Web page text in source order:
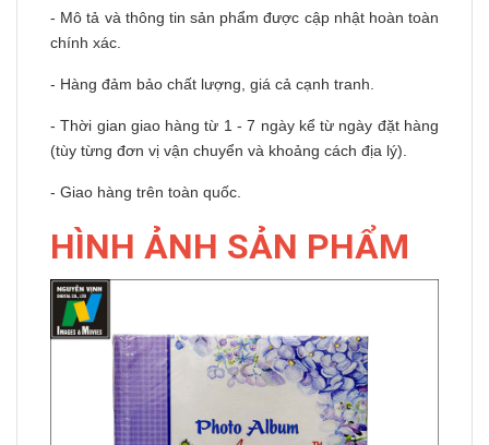
- Mô tả và thông tin sản phẩm được cập nhật hoàn toàn
chính xác.
- Hàng đảm bảo chất lượng, giá cả cạnh tranh.
- Thời gian giao hàng từ 1 - 7 ngày kể từ ngày đặt hàng
(tùy từng đơn vị vận chuyển và khoảng cách địa lý).
- Giao hàng trên toàn quốc.
HÌNH ẢNH SẢN PHẨM